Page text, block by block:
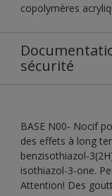
copolymères
sécurité
BASE N00- Nocif
des effets à long
benzisothiazol-
isothiazol-3-one.
Attention! Des